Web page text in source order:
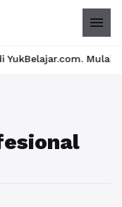
menu
Mulai